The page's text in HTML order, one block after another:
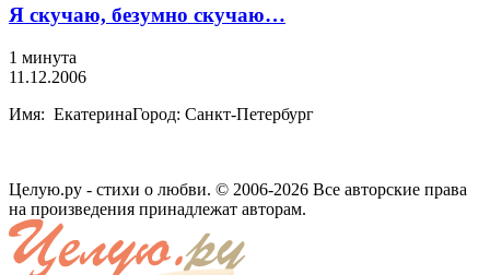
Я скучаю, безумно скучаю…
1 минута
11.12.2006
Имя: ЕкатеринаГород: Санкт-Петербург
Целую.ру - стихи о любви. © 2006-2026 Все авторские права
на произведения принадлежат авторам.